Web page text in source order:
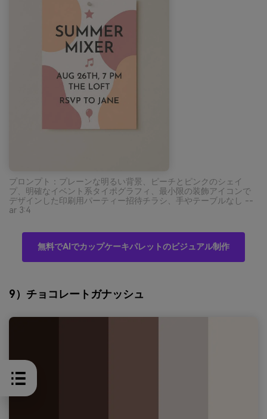
プロンプト：プレーンな明るい背景、ピーチとピンクのシェイ
プ、明確なイベント系タイポグラフィ、最小限の装飾アイコンで
デザインした印刷用パーティー招待チラシ、手やテーブルなし --
ar 3:4
無料でAIでカップケーキパレットのビジュアル制作
9）チョコレートガナッシュ